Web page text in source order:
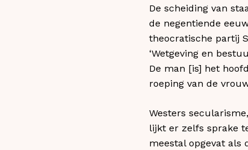
De scheiding van
de negentiende
theocratische partij
‘Wetgeving en
De man [is] het
roeping van de
Westers
lijkt er zelfs sprake
meestal opgevat als